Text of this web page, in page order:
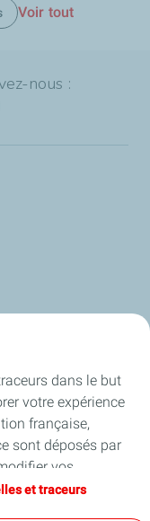
Voir tout
nous :
dans le but
votre expérience
française,
sont déposés par
vos
bouton « Gérer
et traceurs